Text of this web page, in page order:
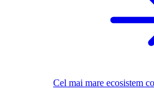
Cel mai mare ecosistem